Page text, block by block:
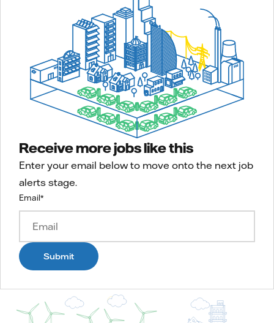
Receive more jobs like this
Enter your email below to move onto the next job
alerts stage.
Email*
Submit